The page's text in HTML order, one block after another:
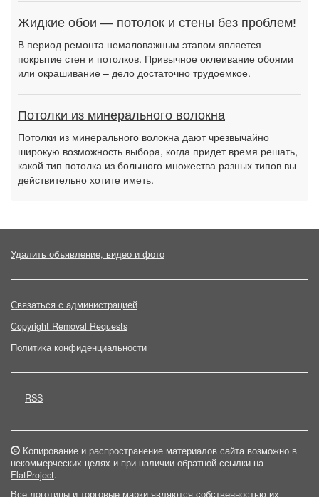
Жидкие обои — потолок и стены без проблем!
В период ремонта немаловажным этапом является
покрытие стен и потолков. Привычное оклеивание обоями
или окрашивание – дело достаточно трудоемкое.
Потолки из минерального волокна
Потолки из минерального волокна дают чрезвычайно
широкую возможность выбора, когда придет время решать,
какой тип потолка из большого множества разных типов вы
действительно хотите иметь.
Удалить объявление, видео и фото
Связаться с администрацией
Copyright Removal Requests
Политика конфиденциальности
RSS
Копирование и распространение материалов сайта возможно в
некоммерческих целях и при наличии обратной ссылки на
FlatProject.
Все логотипы и торговые марки являются собственностью их